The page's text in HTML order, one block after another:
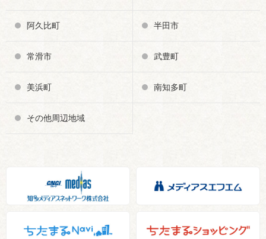
阿久比町 半田市
常滑市 武豊町
美浜町 南知多町
その他周辺地域